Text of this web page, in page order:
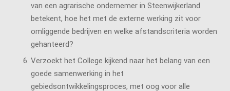
van een agrarische ondernemer in Steenwijkerland
betekent, hoe het met de externe werking zit voor
omliggende bedrijven en welke afstandscriteria worden
gehanteerd?
Verzoekt het College kijkend naar het belang van een
goede samenwerking in het
gebiedsontwikkelingsproces, met oog voor alle